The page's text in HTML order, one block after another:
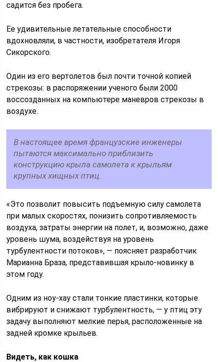
садится без пробега.
Ее удивительные летательные способности
вдохновляли, в частности, изобретателя Игоря
Сикорского.
Один из его вертолетов был почти точной копией
стрекозы: в распоряжении ученого были 2000
воссозданных на компьютере маневров стрекозы в
воздухе.
В настоящее время французские инженеры
пытаются максимально приблизить
конструкцию крыла самолета к крыльям
крупных хищных птиц.
«Это позволит повысить подъемную силу самолета
при малых скоростях, понизить сопротивляемость
воздуха, затраты энергии на полет, и, возможно, даже
уровень шума, воздействуя на уровень
турбулентности потоков», — поясняет разработчик
Марианна Браза, представившая крыло-новинку в
этом году.
Одним из ноу-хау стали тонкие пластинки, которые
вибрируют и снижают турбулентность, — у птиц эту
задачу выполняют мелкие перья, расположенные на
задней кромке крыльев.
Видеть, как кошка